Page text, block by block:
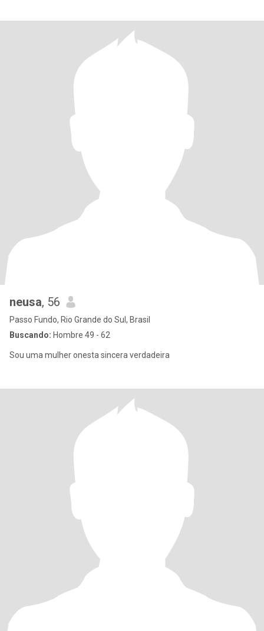
neusa, 56
Passo Fundo, Rio Grande do Sul, Brasil
Buscando: Hombre 49 - 62
Sou uma mulher onesta sincera verdadeira